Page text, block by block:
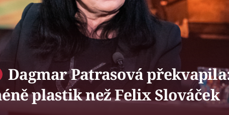
Dagmar Patrasová
plastik než Felix Slováček